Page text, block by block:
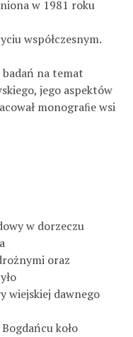
w 1981 roku
współczesnym.
badań na temat
jego aspektów
monograﬁe wsi
w dorzeczu
oraz
wiejskiej dawnego
koło